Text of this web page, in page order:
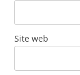
Site web